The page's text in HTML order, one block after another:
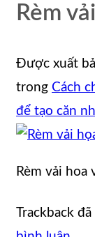
Rèm
Được xuất
trong Cách
để tạo căn
Rèm vải hoa
Trackback